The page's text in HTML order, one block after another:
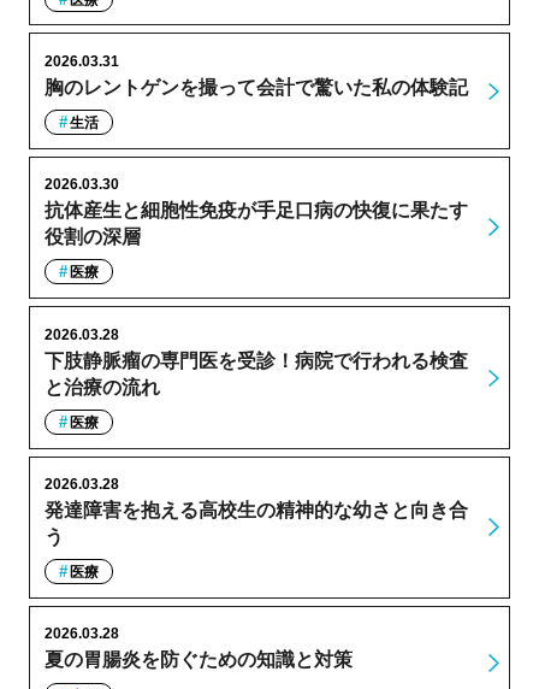
胸のレントゲンを撮って会計で驚いた私の体験記
2026.03.31
生活
抗体産生と細胞性免疫が手足口病の快復に果たす
役割の深層
2026.03.30
医療
下肢静脈瘤の専門医を受診！病院で行われる検査
と治療の流れ
2026.03.28
医療
発達障害を抱える高校生の精神的な幼さと向き合
う
2026.03.28
医療
夏の胃腸炎を防ぐための知識と対策
2026.03.28